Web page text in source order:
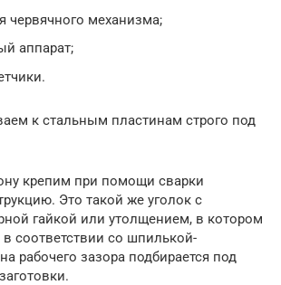
червячного механизма;
аппарат;
к стальным пластинам строго под
крепим при помощи сварки
Это такой же уголок с
гайкой или утолщением, в котором
в соответствии со шпилькой-
рабочего зазора подбирается под